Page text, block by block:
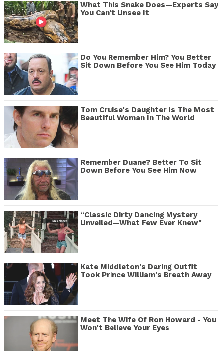
What This Snake Does—Experts Say
You Can't Unsee It
Do You Remember Him? You Better
Sit Down Before You See Him Today
Tom Cruise's Daughter Is The Most
Beautiful Woman In The World
Remember Duane? Better To Sit
Down Before You See Him Now
“Classic Dirty Dancing Mystery
Unveiled—What Few Ever Knew"
Kate Middleton's Daring Outfit
Took Prince William's Breath Away
Meet The Wife Of Ron Howard - You
Won't Believe Your Eyes